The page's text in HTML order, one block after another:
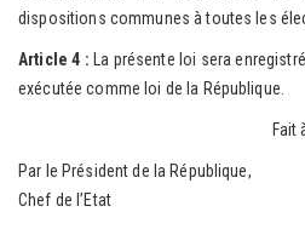
dispositions communes à toutes les
Article 4 : La présente loi sera
exécutée comme loi de la République.
Fait
Par le Président de la République,
Chef de l’Etat